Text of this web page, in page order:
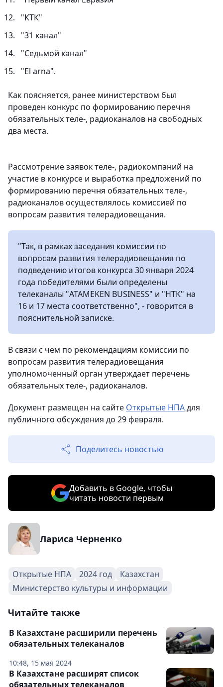
"КТК"
"31 канал"
"Седьмой канал"
"El arna".
Как поясняется, ранее министерством был
проведен конкурс по формированию перечня
обязательных теле-, радиоканалов на свободных
два места.
Рассмотрение заявок теле-, радиокомпаний на
участие в конкурсе и выработка предложений по
формированию перечня обязательных теле-,
радиоканалов осуществлялось комиссией по
вопросам развития телерадиовещания.
"Так, в рамках заседания комиссии по
вопросам развития телерадиовещания по
подведению итогов конкурса 30 января 2024
года победителями были определены
телеканалы "ATAMEKEN BUSINESS" и "НТК" на
16 и 17 места соответственно", - говорится в
пояснительной записке.
В связи с чем по рекомендациям комиссии по
вопросам развития телерадиовещания
уполномоченный орган утверждает перечень
обязательных теле-, радиоканалов.
Документ размещен на сайте Открытые НПАдля
публичного обсуждения до 29 февраля.
Поделитесь новостью
Добавить в Google, чтобы
читать новости первым
Лариса Черненко
Открытые НПА 2024 год
Казахстан
Министерство культуры и информации
Читайте также
10:48, 15 мая 2024
В Казахстане расширили перечень
обязательных телеканалов
В Казахстане расширят список
обязательных телеканалов